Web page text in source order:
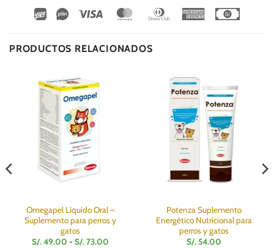
Wirecard
Vipps Visa MasterCardDinners
American
PRODUCTOS RELACIONADOS
Omegapel Líquido Oral –
Suplemento para perros y
gatos
S/.49.00 - S/.73.00Rango
Potenza Suplemento
Energético Nutricional para
perros y gatos
S/.54.00